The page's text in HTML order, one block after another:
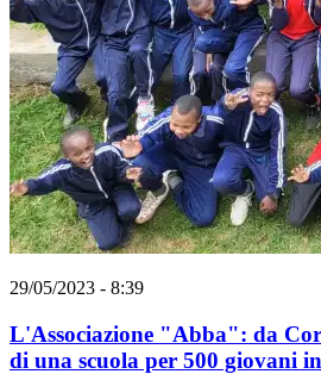
29/05/2023 - 8:39
L'Associazione "Abba": da
di una scuola per 500 giovani